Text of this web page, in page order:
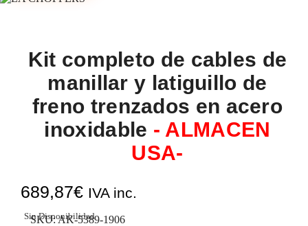
Kit completo de cables de
manillar y latiguillo de
freno trenzados en acero
inoxidable - ALMACEN
USA-
689,87€ IVA inc.
Sin Disponibilidad
SKU:AK-5389-1906